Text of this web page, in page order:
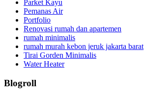
Parket Kayu
Pemanas Air
Portfolio
Renovasi rumah dan apartemen
rumah minimalis
rumah murah kebon jeruk jakarta barat
Tirai Gorden Minimalis
Water Heater
Blogroll